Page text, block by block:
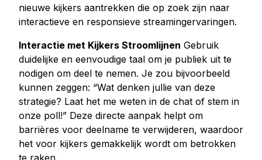
nieuwe kijkers aantrekken die op zoek zijn naar
interactieve en responsieve streamingervaringen.
Interactie met Kijkers Stroomlijnen Gebruik
duidelijke en eenvoudige taal om je publiek uit te
nodigen om deel te nemen. Je zou bijvoorbeeld
kunnen zeggen: “Wat denken jullie van deze
strategie? Laat het me weten in de chat of stem in
onze poll!” Deze directe aanpak helpt om
barrières voor deelname te verwijderen, waardoor
het voor kijkers gemakkelijk wordt om betrokken
te raken.